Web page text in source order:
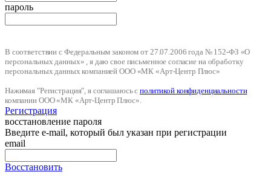
пароль
В соответствии с Федеральным законом от 27.07.2006 года № 152-ФЗ «О
персональных данных» , я даю свое письменное согласие на обработку
персональных данных компанией ООО «МК «Арт-Центр Плюс»
Нажимая "Регистрация", я соглашаюсь сполитикой конфиденциальности
компании ООО «МК «Арт-Центр Плюс».
Регистрация
восстановление пароля
Введите e-mail, который был указан при регистрации
email
Восстановить